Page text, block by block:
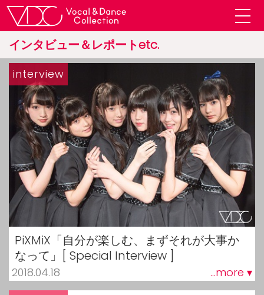
インタビュー＆レポートetc.
PiXMiX「自分が楽しむ、まずそれが大事か
なって」[ Special Interview ]
2018.04.18 ...more ▾
interview